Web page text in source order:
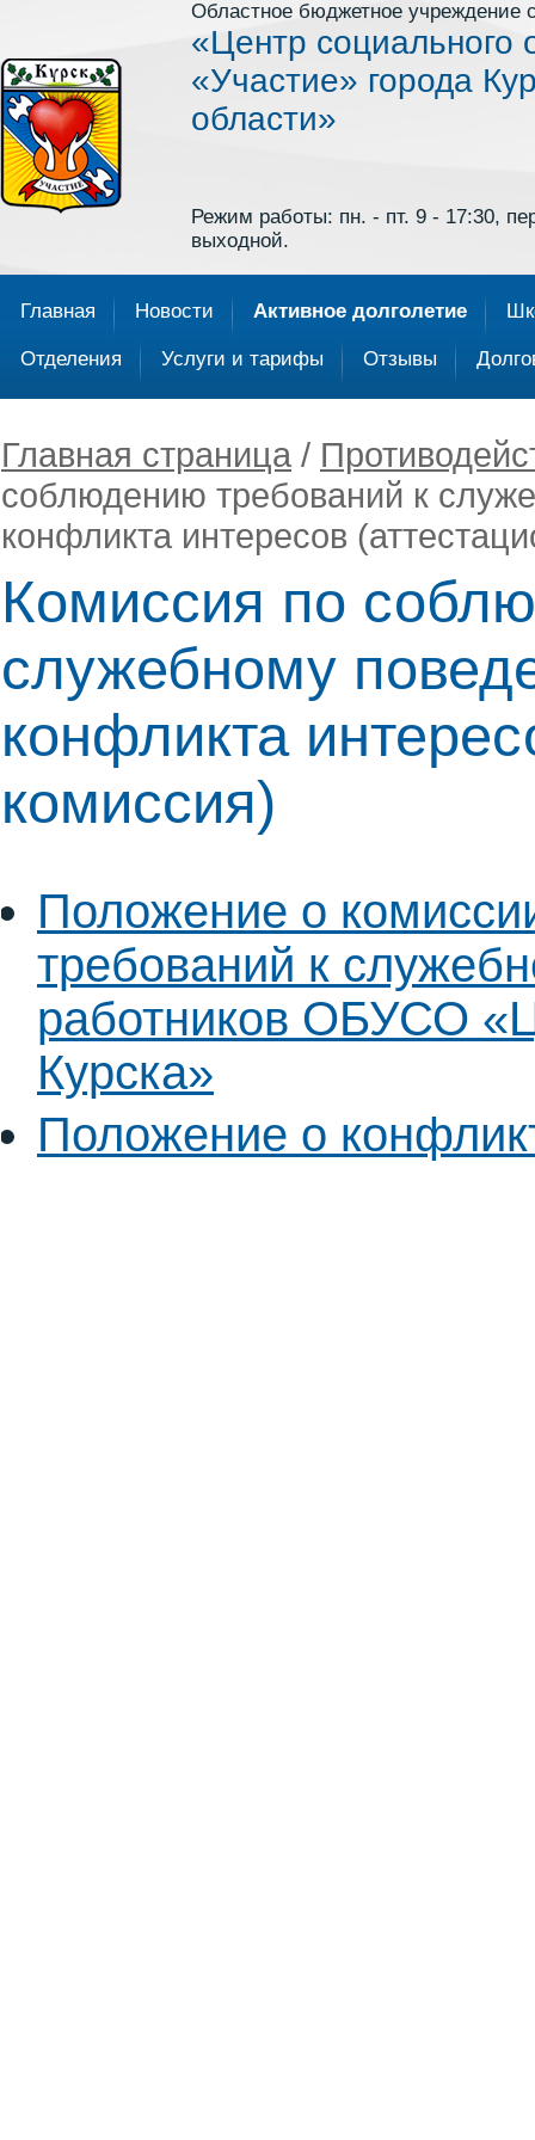
Областное бюджетное учреждение
«Центр социального
«Участие» города
области»
Режим работы: пн. - пт. 9 - 17:30,
выходной.
Главная Новости Активное долголетие
Отделения Услуги и тарифы Отзывы
Главная страница /
соблюдению требований к
конфликта интересов
Комиссия по
служебному
конфликта
комиссия)
Положение о
требований к
работников ОБУСО
Курска»
Положение о